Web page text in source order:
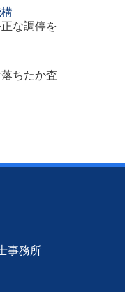
な調停を
ちたか査
事務所